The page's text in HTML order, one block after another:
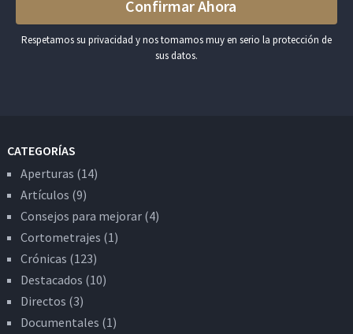
Respetamos su privacidad y nos tomamos muy en serio la protección de
sus datos.
CATEGORÍAS
Aperturas (14)
Artículos (9)
Consejos para mejorar(4)
Cortometrajes (1)
Crónicas (123)
Destacados (10)
Directos (3)
Documentales (1)